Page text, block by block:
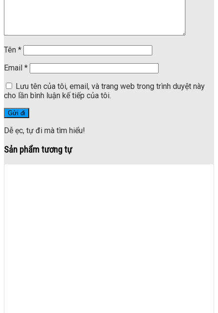
Tên *
Email *
Lưu tên của tôi, email, và trang web trong trình duyệt này
cho lần bình luận kế tiếp của tôi.
Dễ ẹc, tự đi mà tìm hiểu!
Sản phẩm tương tự